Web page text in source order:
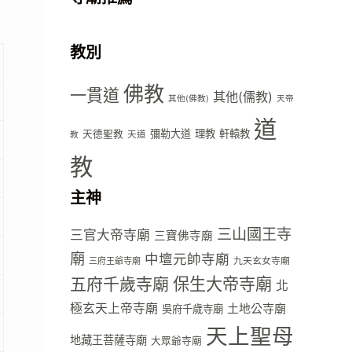
教別
一貫道 佛教 其他(佛教) 其他(儒教) 天帝
教 天德聖教 天道 彌勒大道 理教 軒轅教 道
教
主神
三官大帝寺廟 三寶佛寺廟 三山國王寺
廟 三府王爺寺廟 中壇元帥寺廟 九天玄女寺廟
五府千歲寺廟 保生大帝寺廟 北
極玄天上帝寺廟 吳府千歲寺廟 土地公寺廟
地藏王菩薩寺廟 大眾爺寺廟 天上聖母